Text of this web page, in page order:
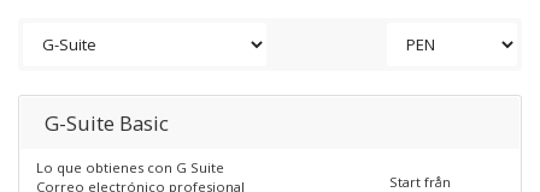
G-Suite Basic
Lo que obtienes con G Suite
Correo electrónico profesional
Start från